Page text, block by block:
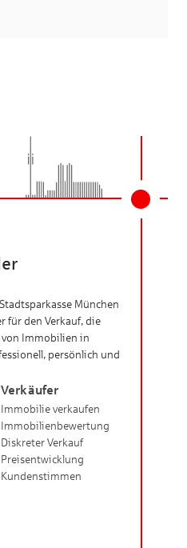
München
für den Verkauf, die
Immobilien in
persönlich und
Verkäufer
Immobilie verkaufen
Immobilienbewertung
Diskreter Verkauf
Preisentwicklung
Kundenstimmen